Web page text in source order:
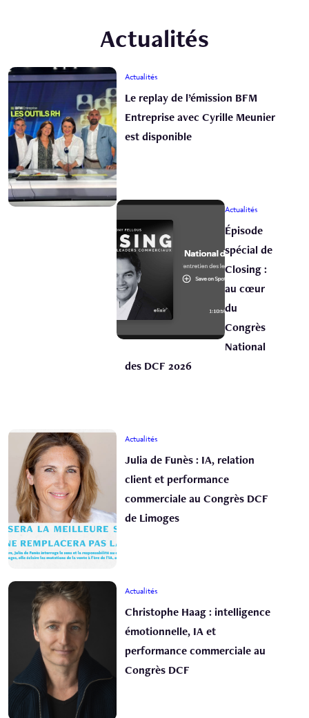
Actualités
Actualités
Le replay de l’émission BFM
Entreprise avec Cyrille Meunier
est disponible
Actualités
Épisode
spécial de
Closing :
au cœur
du
Congrès
National
des DCF 2026
Actualités
Julia de Funès : IA, relation
client et performance
commerciale au Congrès DCF
de Limoges
Actualités
Christophe Haag : intelligence
émotionnelle, IA et
performance commerciale au
Congrès DCF